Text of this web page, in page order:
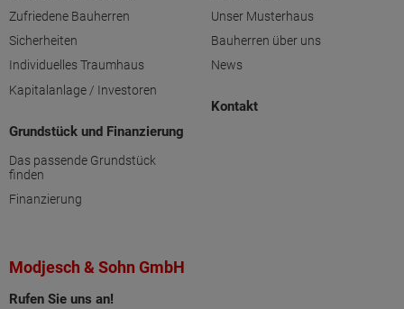
Zufriedene Bauherren
Sicherheiten
Individuelles Traumhaus
Kapitalanlage / Investoren
Grundstück und Finanzierung
Das passende Grundstück
finden
Finanzierung
Unser Musterhaus
Bauherren über uns
News
Kontakt
Modjesch & Sohn GmbH
Rufen Sie uns an!